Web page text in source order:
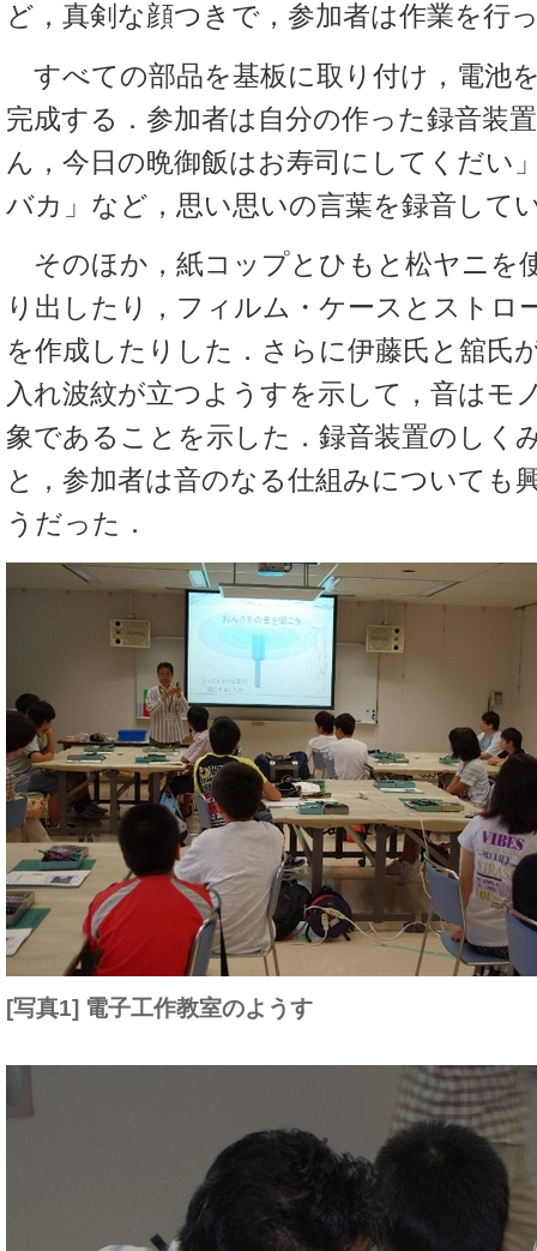
ど，真剣な顔つきで，参加者は作業を行
すべての部品を基板に取り付け，電池
完成する．参加者は自分の作った録音装
ん，今日の晩御飯はお寿司にしてくだい
バカ」など，思い思いの言葉を録音して
そのほか，紙コップとひもと松ヤニを
り出したり，フィルム・ケースとストロ
を作成したりした．さらに伊藤氏と舘氏
入れ波紋が立つようすを示して，音はモ
象であることを示した．録音装置のしく
と，参加者は音のなる仕組みについても
うだった．
[写真1] 電子工作教室のようす